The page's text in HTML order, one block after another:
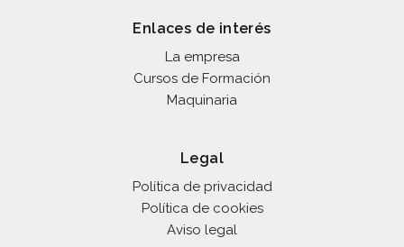
Enlaces de interés
La empresa
Cursos de Formación
Maquinaria
Legal
Política de privacidad
Política de cookies
Aviso legal